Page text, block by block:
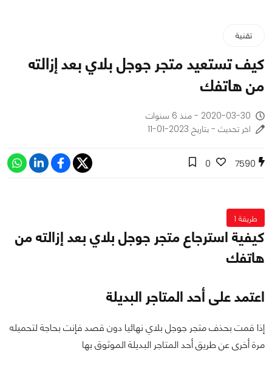
تقنية
كيف تستعيد متجر جوجل بلاي بعد إزالته
من هاتفك
2020-03-30 - منذ 6 سنوات
اخر تحديث - بتاريخ 2023-01-11
7590
0
طريقة 1
كيفية استرجاع متجر جوجل بلاي بعد إزالته من
هاتفك
اعتمد على أحد المتاجر البديلة
إذا قمت بحذف متجر جوجل بلاي نهائيا دون قصد فإنت بحاجة لتحميله
مرة أخرى عن طريق أحد المتاجر البديلة الموثوق بها